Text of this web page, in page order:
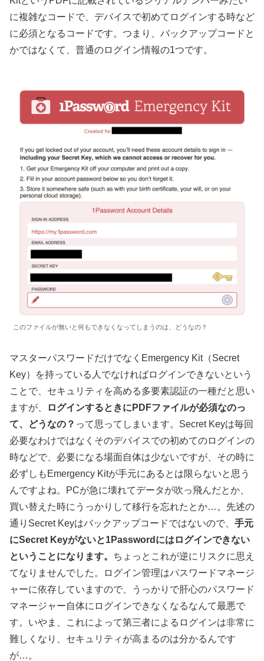
に複雑なコードで、デバイスで初めてログインする時など
に必須となるコードです。つまり、バックアップコードと
かではなくて、普通のログイン情報の1つです。
このファイルが無いと何もできなくなってしまうのは、どうなの？
マスターパスワードだけでなくEmergency Kit（Secret
Key）を持っている人でなければログインできないという
ことで、セキュリティを高める多要素認証の一種だと思い
ますが、
ログインするときにPDFファイルが必須なのっ
て、どうなの？ って思ってしまいます。Secret Keyは毎回
必要なわけではなくそのデバイスでの初めてのログインの
時などで、必要になる場面自体は少ないですが、その時に
必ずしもEmergency Kitが手元にあるとは限らないと思う
んですよね。PCが急に壊れてデータが吹っ飛んだとか、
買い替えた時にうっかりして移行を忘れたとか…。先述の
通りSecret Keyはバックアップコードではないので、 手元
にSecret Keyがないと1Passwordにはログインできない
ということになります。 ちょっとこれが逆にリスクに思え
てなりませんでした。ログイン管理はパスワードマネージ
ャーに依存していますので、うっかりで肝心のパスワード
マネージャー自体にログインできなくなるなんて最悪で
す。いやま、これによって第三者によるログインは非常に
難しくなり、セキュリティが高まるのは分かるんです
が…。